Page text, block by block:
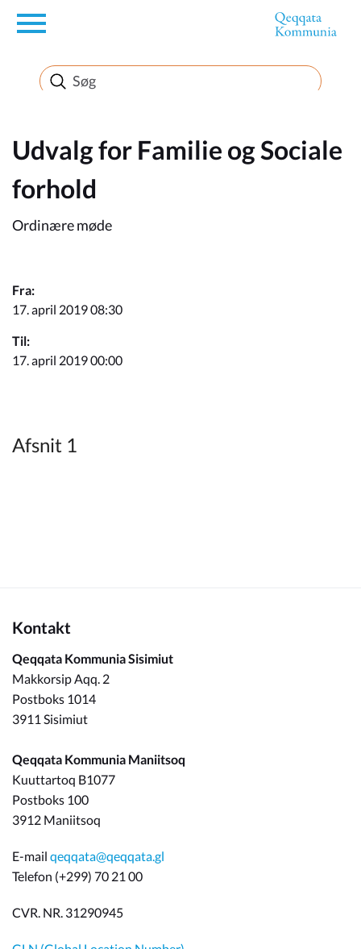
en
Borger
Erhverv
Politik
Selvbetjening
Kommuneplan
Udvalg for Familie og Sociale
forhold
Ordinære møde
Fra:
17. april 2019 08:30
Til:
17. april 2019 00:00
Afsnit 1
Kontakt
Qeqqata Kommunia Sisimiut
Makkorsip Aqq. 2
Postboks 1014
3911 Sisimiut
Qeqqata Kommunia Maniitsoq
Kuuttartoq B1077
Postboks 100
3912 Maniitsoq
E-mail qeqqata@qeqqata.gl
Telefon (+299) 70 21 00
CVR. NR. 31290945